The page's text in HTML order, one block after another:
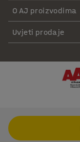
O AJ proizvodima
Uvjeti prodaje